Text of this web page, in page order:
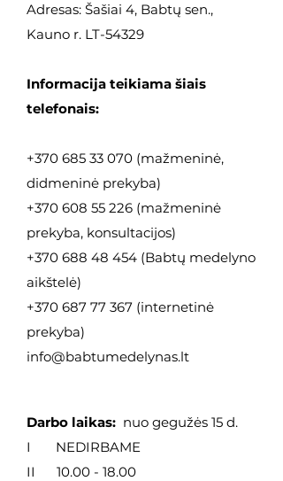
Adresas: Šašiai 4, Babtų sen.,
Kauno r. LT-54329
Informacija teikiama šiais
telefonais:
+370 685 33 070 (mažmeninė,
didmeninė prekyba)
+370 608 55 226 (mažmeninė
prekyba, konsultacijos)
+370 688 48 454 (Babtų medelyno
aikštelė)
+370 687 77 367 (internetinė
prekyba)
info@babtumedelynas.lt
Darbo laikas: nuo gegužės 15 d.
I NEDIRBAME
II 10.00 - 18.00